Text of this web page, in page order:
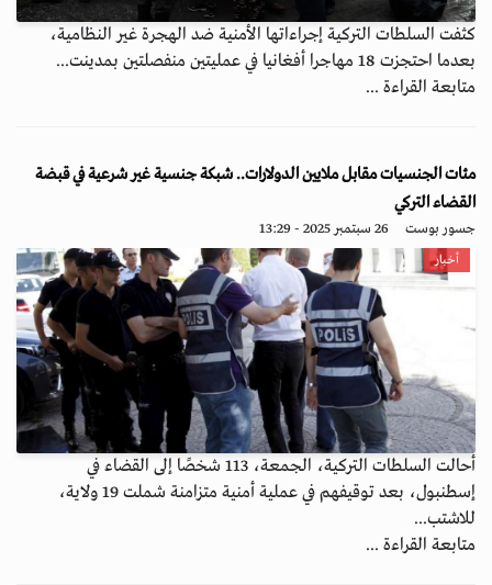
كثفت السلطات التركية إجراءاتها الأمنية ضد الهجرة غير النظامية،
بعدما احتجزت 18 مهاجرا أفغانيا في عمليتين منفصلتين بمدينت...
متابعة القراءة ...
مئات الجنسيات مقابل ملايين الدولارات.. شبكة جنسية غير شرعية في قبضة
القضاء التركي
جسور بوست 26 سبتمبر 2025 - 13:29
أخبار
أحالت السلطات التركية، الجمعة، 113 شخصًا إلى القضاء في
إسطنبول، بعد توقيفهم في عملية أمنية متزامنة شملت 19 ولاية،
للاشتب...
متابعة القراءة ...